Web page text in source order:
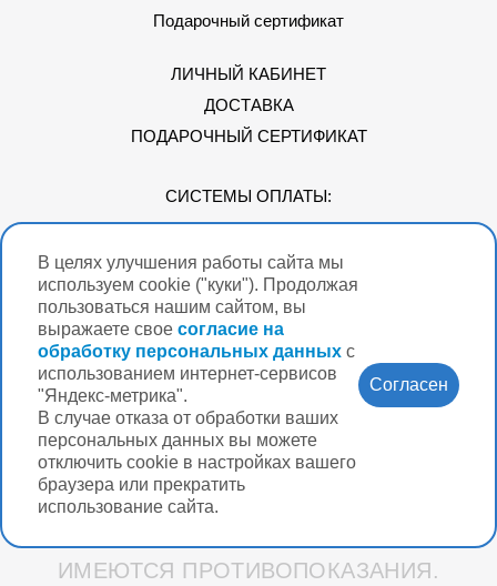
В целях улучшения работы сайта мы
используем cookie ("куки"). Продолжая
пользоваться нашим сайтом, вы
выражаете свое согласие на
обработку персональных данных с
использованием интернет-сервисов
"Яндекс-метрика".
В случае отказа от обработки ваших
персональных данных вы можете
отключить cookie в настройках вашего
браузера или прекратить
использование сайта.
Согласен
Подарочный сертификат
ЛИЧНЫЙ КАБИНЕТ
ДОСТАВКА
ПОДАРОЧНЫЙ СЕРТИФИКАТ
СИСТЕМЫ ОПЛАТЫ:
Мы в соцсетях
Версия для
Нужна помощь?
Разработка интернет-магазина Вебформат
ИМЕЮТСЯ ПРОТИВОПОКАЗАНИЯ.